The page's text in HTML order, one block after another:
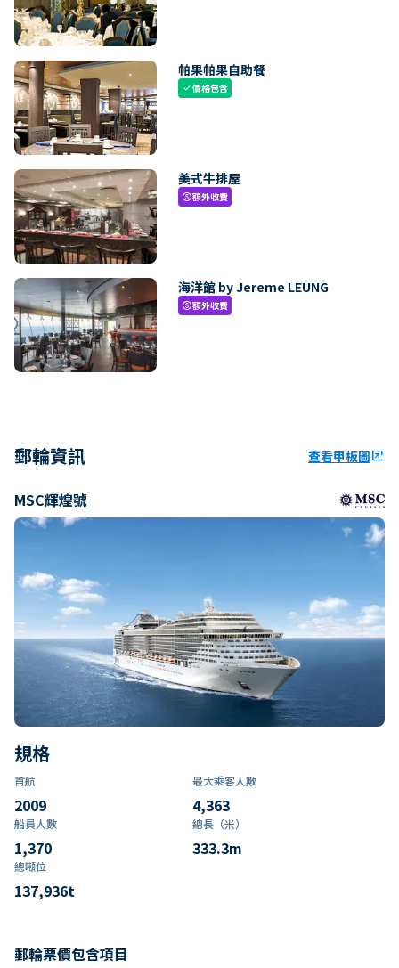
帕果帕果自助餐
check價格包含
美式牛排屋
paid額外收費
海洋館 by Jereme LEUNG
paid額外收費
郵輪資訊 查看甲板圖ungroup
MSC輝煌號
規格
首航
2009
最大乘客人數
4,363
船員人數
1,370
總長（米）
333.3m
總噸位
137,936t
郵輪票價包含項目